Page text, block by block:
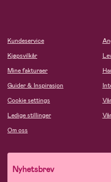
Kundeservice
Kjøpsvilkår
Mine fakturaer
Guider & Inspirasjon
Cookie settings
Ledige stillinger
Om oss
Nyhetsbrev